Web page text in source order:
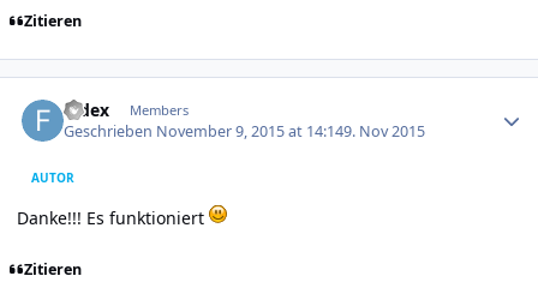
Zitieren
fedex Members
Geschrieben November 9, 2015 at 14:149. Nov 2015
AUTOR
Danke!!! Es funktioniert
Zitieren